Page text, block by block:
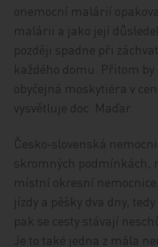
onemocní malárií
malárii a jako její
později spadne při
každého domu. Přitom
obyčejná moskytiéra v
vysvětluje doc. Maďar.
Česko‑slovenská
skromných podmínkách,
místní okresní
jízdy a pěšky dva dny,
pak se cesty stávají
Je to také jedna z mála